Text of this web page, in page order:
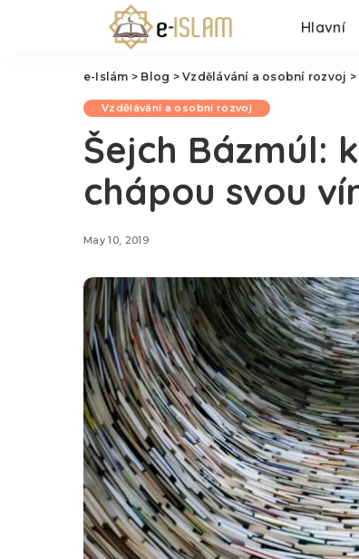
Hlavní
e-Islám > Blog >Vzdělávání a osobní rozvoj >
Vzdělávání a osobní rozvoj
Šejch Bázmúl:
chápou svou
May 10, 2019